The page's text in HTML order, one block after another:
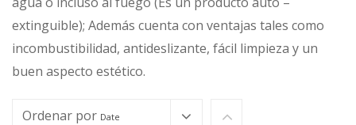
extinguible); Además cuenta con ventajas tales como
incombustibilidad, antideslizante, fácil limpieza y un
buen aspecto estético.
Ordenar por Date